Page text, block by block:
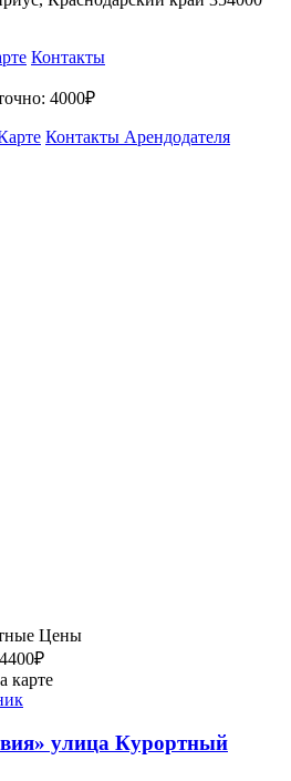
Контакты
4000₽
Контакты Арендодателя
Цены
карте
улица Курортный